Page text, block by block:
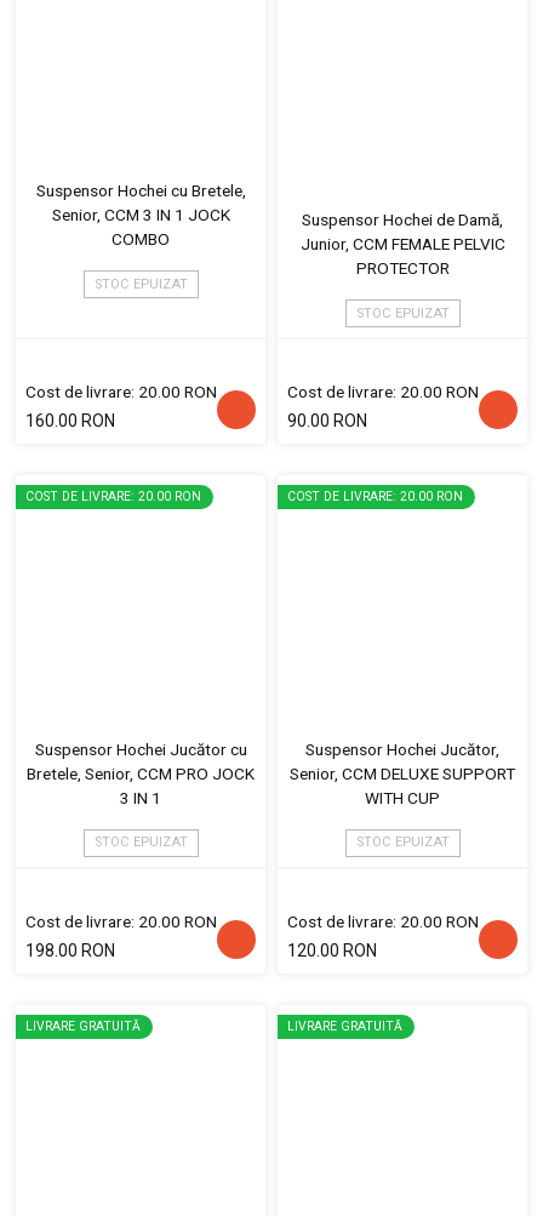
Suspensor Hochei cu Bretele,
Senior, CCM 3 IN 1 JOCK
COMBO
STOC EPUIZAT
Cost de livrare: 20.00 RON
160.00 RON
Suspensor Hochei de Damă,
Junior, CCM FEMALE PELVIC
PROTECTOR
STOC EPUIZAT
Cost de livrare: 20.00 RON
90.00 RON
COST DE LIVRARE: 20.00 RON
Suspensor Hochei Jucător cu
Bretele, Senior, CCM PRO JOCK
3 IN 1
STOC EPUIZAT
Cost de livrare: 20.00 RON
198.00 RON
COST DE LIVRARE: 20.00 RON
Suspensor Hochei Jucător,
Senior, CCM DELUXE SUPPORT
WITH CUP
STOC EPUIZAT
Cost de livrare: 20.00 RON
120.00 RON
LIVRARE GRATUITĂ LIVRARE GRATUITĂ